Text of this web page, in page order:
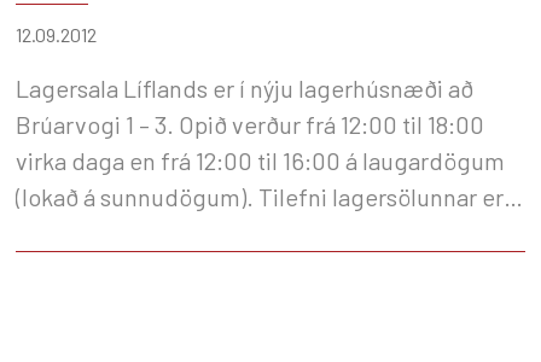
12.09.2012
Lagersala Líflands er í nýju lagerhúsnæði að
Brúarvogi 1 – 3. Opið verður frá 12:00 til 18:00
virka daga en frá 12:00 til 16:00 á laugardögum
(lokað á sunnudögum). Tilefni lagersölunnar er